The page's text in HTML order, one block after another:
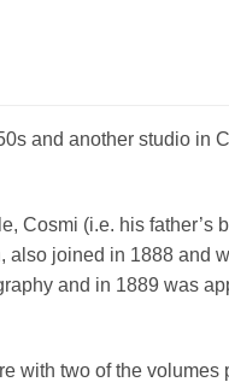
and another studio in
Cosmi (i.e. his father’s
joined in 1888 and
and in 1889 was
with two of the volumes